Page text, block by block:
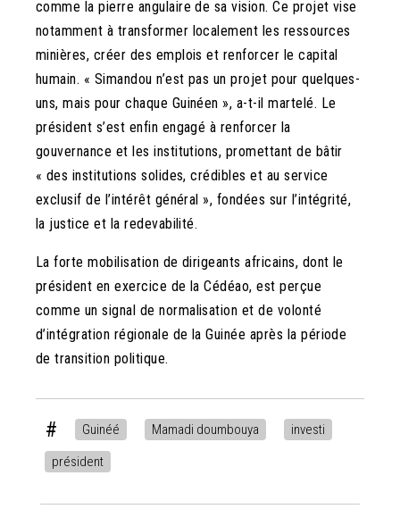
comme la pierre angulaire de sa vision. Ce projet vise
notamment à transformer localement les ressources
minières, créer des emplois et renforcer le capital
humain. « Simandou n’est pas un projet pour quelques-
uns, mais pour chaque Guinéen », a-t-il martelé. Le
président s’est enfin engagé à renforcer la
gouvernance et les institutions, promettant de bâtir
« des institutions solides, crédibles et au service
exclusif de l’intérêt général », fondées sur l’intégrité,
la justice et la redevabilité.
La forte mobilisation de dirigeants africains, dont le
président en exercice de la Cédéao, est perçue
comme un signal de normalisation et de volonté
d’intégration régionale de la Guinée après la période
de transition politique.
# Guinéé Mamadi doumbouya
investi
président